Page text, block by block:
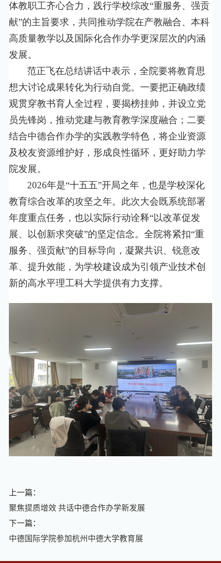
体教职工齐心合力，践行学校综改“重服务、强贡
献”的主旨要求，共同推动学院在产教融合、本科
高质量教学以及国际化合作办学更深层次的内涵
发展。
范正飞在总结讲话中表示，全院要将教育思
想大讨论成果转化为行动自觉。一要把正确政绩
观贯穿教书育人全过程，要揭榜挂帅，并设立党
员先锋岗，推动党建与教育教学深度融合；二要
结合中德合作办学的实践教学特色，将企业资源
及校友资源维护好，形成良性循环，更好助力学
院发展。
2026年是“十五五”开局之年，也是学校深化
教育综合改革的攻坚之年。此次大会既系统部署
年度重点任务，也以实际行动诠释“以改革促发
展、以创新求突破”的坚定信念。全院将紧扣“重
服务、强贡献”的目标导向，凝聚共识、锐意改
革、提升效能，为学校建设成为引领产业技术创
新的高水平理工科大学提供有力支撑。
上一篇：
聚焦提质增效 共话中德合作办学新发展
下一篇：
中德国际学院参加杭州中德大学教育展